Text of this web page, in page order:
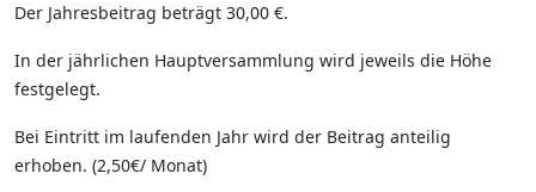
Der Jahresbeitrag beträgt 30,00 €.
In der jährlichen Hauptversammlung wird jeweils die Höhe
festgelegt.
Bei Eintritt im laufenden Jahr wird der Beitrag anteilig
erhoben. (2,50€/ Monat)